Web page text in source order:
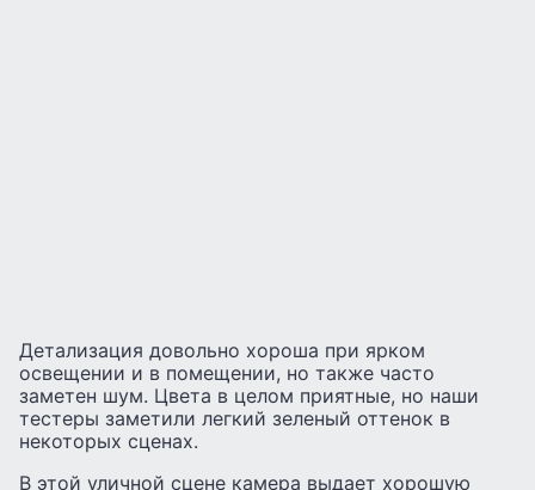
Детализация довольно хороша при ярком
освещении и в помещении, но также часто
заметен шум. Цвета в целом приятные, но наши
тестеры заметили легкий зеленый оттенок в
некоторых сценах.
В этой уличной сцене камера выдает хорошую